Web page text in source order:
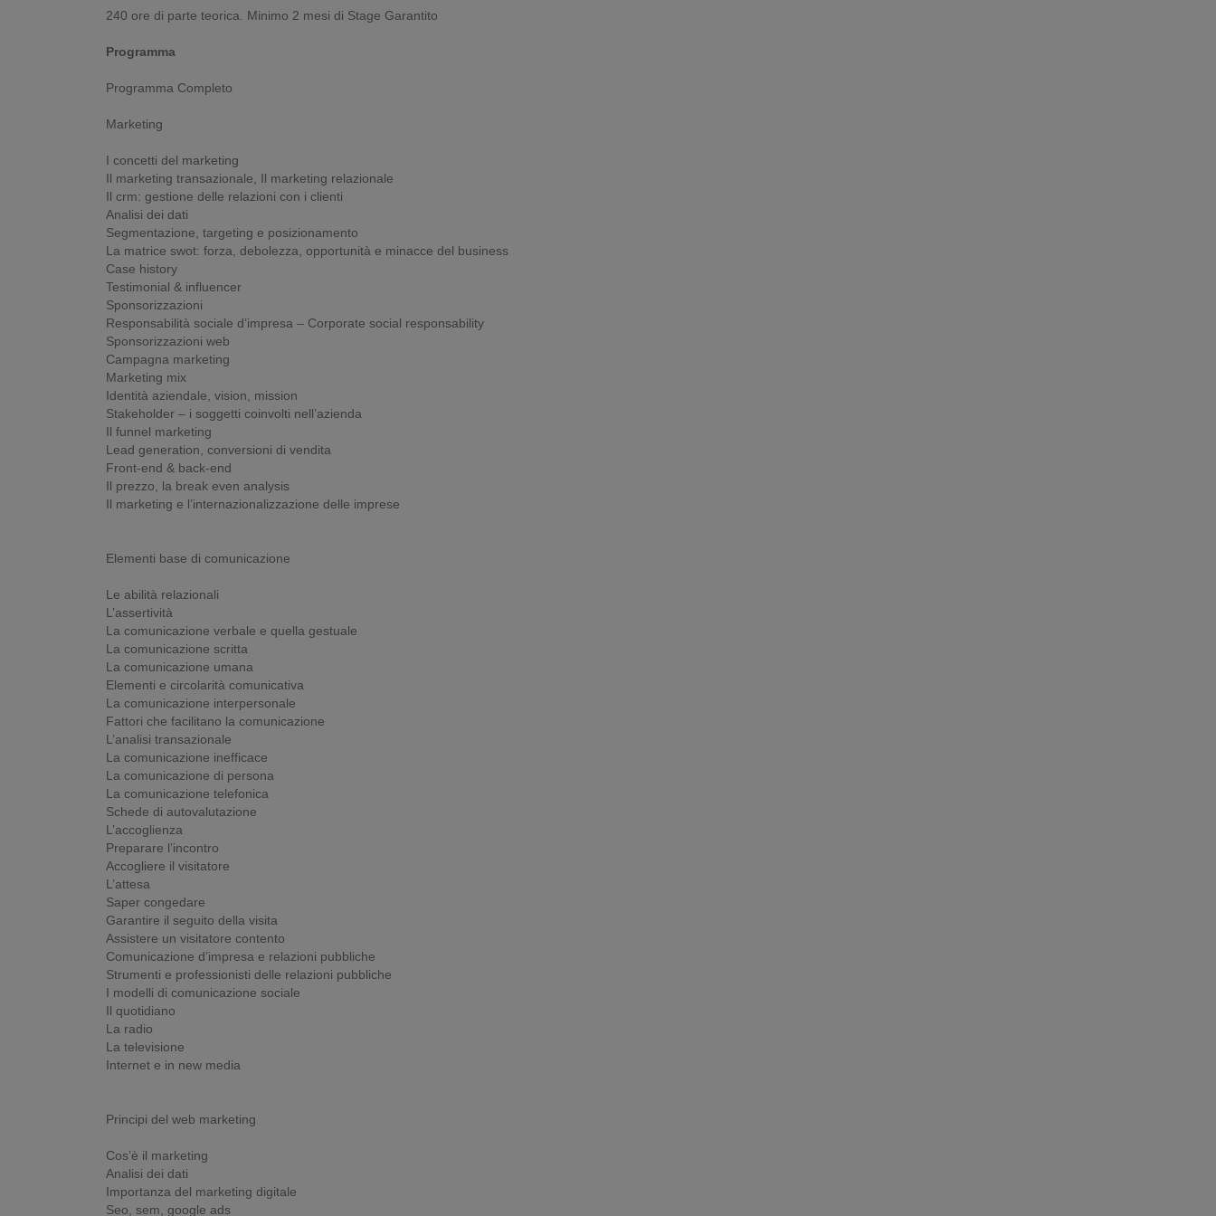
240 ore di parte teorica. Minimo 2 mesi di Stage Garantito
Programma
Programma Completo
Marketing
I concetti del marketing
Il marketing transazionale, Il marketing relazionale
Il crm: gestione delle relazioni con i clienti
Analisi dei dati
Segmentazione, targeting e posizionamento
La matrice swot: forza, debolezza, opportunità e minacce del business
Case history
Testimonial & influencer
Sponsorizzazioni
Responsabilità sociale d’impresa – Corporate social responsability
Sponsorizzazioni web
Campagna marketing
Marketing mix
Identità aziendale, vision, mission
Stakeholder – i soggetti coinvolti nell’azienda
Il funnel marketing
Lead generation, conversioni di vendita
Front-end & back-end
Il prezzo, la break even analysis
Il marketing e l’internazionalizzazione delle imprese
Elementi base di comunicazione
Le abilità relazionali
L’assertività
La comunicazione verbale e quella gestuale
La comunicazione scritta
La comunicazione umana
Elementi e circolarità comunicativa
La comunicazione interpersonale
Fattori che facilitano la comunicazione
L’analisi transazionale
La comunicazione inefficace
La comunicazione di persona
La comunicazione telefonica
Schede di autovalutazione
L’accoglienza
Preparare l’incontro
Accogliere il visitatore
L’attesa
Saper congedare
Garantire il seguito della visita
Assistere un visitatore contento
Comunicazione d’impresa e relazioni pubbliche
Strumenti e professionisti delle relazioni pubbliche
I modelli di comunicazione sociale
Il quotidiano
La radio
La televisione
Internet e in new media
Principi del web marketing
Cos’è il marketing
Analisi dei dati
Importanza del marketing digitale
Seo, sem, google ads